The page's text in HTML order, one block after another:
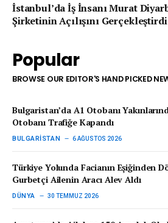
Popular
BROWSE OUR EDITOR'S HAND PICKED
Bulgaristan’da A1 Otobanı
Otobanı Trafiğe Kapandı
BULGARISTAN 6 AĞUSTOS 2026
Türkiye Yolunda Facianın Eşiğinden
Gurbetçi Ailenin Aracı Alev Aldı
DÜNYA 30 TEMMUZ 2026
İstanbul’da İş İnsanı Murat
Şirketinin Açılışını Gerçekleştirdi